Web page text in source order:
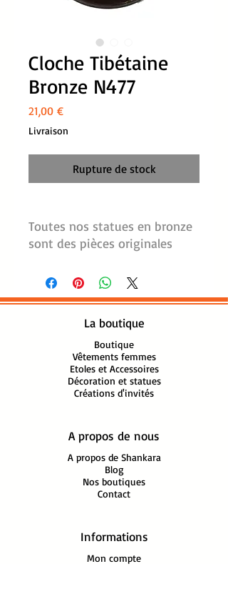
Cloche Tibétaine
Bronze N477
21,00 €Prix
Livraison
Rupture de stock
Toutes nos statues en bronze
sont des pièces originales
pour la richesse de leurs
détails et la qualité de leur
Ref:N477 H:16 cm, Lg:9 cm, L:
cm, Pd:0.35 kg
La boutique
Boutique
Vêtements femmes
Etoles et Accessoires
Décoration et statues
Créations d'invités
A propos de nous
A propos de Shankara
Blog
Nos boutiques
Contact
Informations
Mon compte